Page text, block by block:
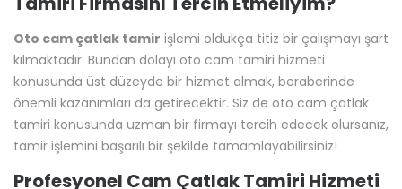
karşınıza çok sayıda farklı seçenek çıkacağından burada bu
araştırma sürecini yakından takip ediyor olmanız her zaman
önerilmektedir. Unutmamak gerekir ki profesyonel çatlak
cam tamiri hizmetleri sayesinde, aracınızı hızlı ve doğru bir
şekilde değerlendirmesi mümkün olacaktır. Böylece size
çatlak cam tamiri konusunda doğru çözümleri sunabilmek
de mümkün olacaktır. Ön camlardan yan camlara kadar
pek çok farklı camların tamiri gündeme geldiği zaman